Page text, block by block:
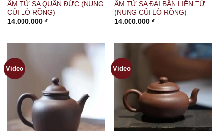
ẤM TỬ SA QUÂN ĐỨC (NUNG
CỦI LÒ RỒNG)
14.000.000 ₫
ẤM TỬ SA ĐẠI BÂN LIÊN TỬ
(NUNG CỦI LÒ RỒNG)
14.000.000 ₫
Video Video